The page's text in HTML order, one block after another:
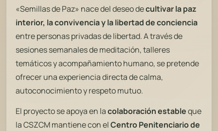
«Semillas de Paz» nace del deseo decultivar la paz
interior, la convivencia y la libertad de conciencia
entre personas privadas de libertad. A través de
sesiones semanales de meditación, talleres
temáticos y acompañamiento humano, se pretende
ofrecer una experiencia directa de calma,
autoconocimiento y respeto mutuo.
El proyecto se apoya en lacolaboración estableque
la CSZCM mantiene con elCentro Penitenciario de